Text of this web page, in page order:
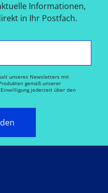
Informationen,
in Ihr Postfach.
unseres Newsletters mit
gemäß unserer
jederzeit über den